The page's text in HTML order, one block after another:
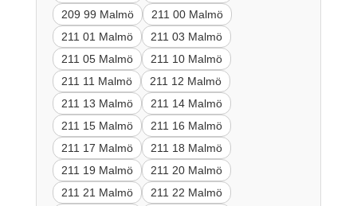
209 99 Malmö
211 00 Malmö
211 01 Malmö
211 03 Malmö
211 05 Malmö
211 10 Malmö
211 11 Malmö
211 12 Malmö
211 13 Malmö
211 14 Malmö
211 15 Malmö
211 16 Malmö
211 17 Malmö
211 18 Malmö
211 19 Malmö
211 20 Malmö
211 21 Malmö
211 22 Malmö